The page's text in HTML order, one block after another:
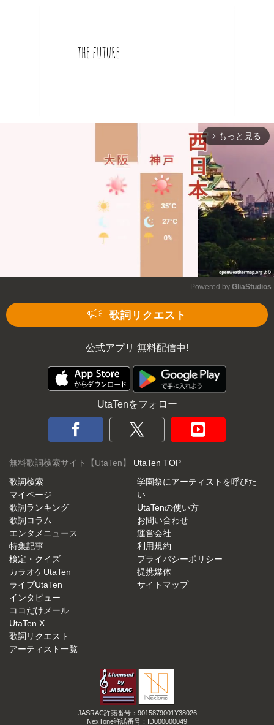
arrow_forward_ios もっと見る
Powered by GliaStudios
歌詞リクエスト
公式アプリ 無料配信中!
UtaTenをフォロー
無料歌詞検索サイト【UtaTen】 UtaTen TOP
歌詞検索
マイページ
歌詞ランキング
歌詞コラム
エンタメニュース
特集記事
検定・クイズ
カラオケUtaTen
ライブUtaTen
インタビュー
ココだけメール
UtaTen X
歌詞リクエスト
アーティスト一覧
学園祭にアーティストを呼びた
い
UtaTenの使い方
お問い合わせ
運営会社
利用規約
プライバシーポリシー
提携媒体
サイトマップ
JASRAC許諾番号：9015879001Y38026
NexTone許諾番号：ID000000049